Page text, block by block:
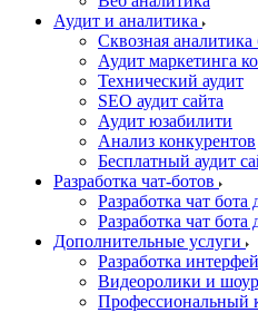
Аудит и аналитика
Сквозная аналитика
Аудит маркетинга
Технический аудит
SEO аудит сайта
Аудит юзабилити
Анализ конкурентов
Бесплатный аудит
Разработка чат-ботов
Разработка чат бота
Разработка чат бота
Дополнительные услуги
Разработка
Видеоролики и
Профессиональный